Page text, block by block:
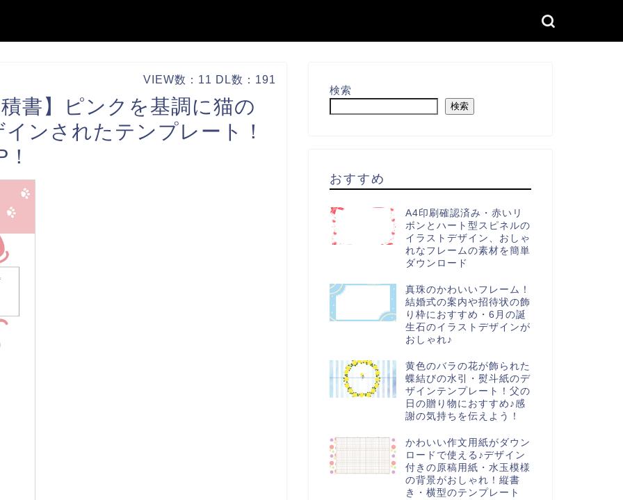
VIEW数：11 DL数：191
書】ピンクを基調に猫の
ンされたテンプレート！
検索
検索
おすすめ
A4印刷確認済み・赤いリ
ボンとハート型スピネルの
イラストデザイン、おしゃ
れなフレームの素材を簡単
ダウンロード
真珠のかわいいフレーム！
結婚式の案内や招待状の飾
り枠におすすめ・6月の誕
生石のイラストデザインが
おしゃれ♪
黄色のバラの花が飾られた
蝶結びの水引・熨斗紙のデ
ザインテンプレート！父の
日の贈り物におすすめ♪感
謝の気持ちを伝えよう！
かわいい作文用紙がダウン
ロードで使える♪デザイン
付きの原稿用紙・水玉模様
の背景がおしゃれ！縦書
き・横型のテンプレート